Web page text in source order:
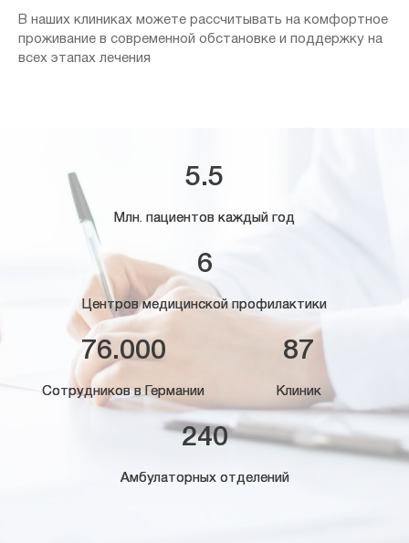
В наших клиниках можете рассчитывать на комфортное
проживание в современной обстановке и поддержку на
всех этапах лечения
5.5
Млн. пациентов каждый год
6
Центров медицинской профилактики
76.000
Сотрудников в Германии
87
Клиник
240
Амбулаторных отделений